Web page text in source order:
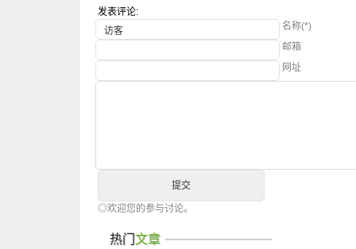
发表评论:
名称(*)
邮箱
网址
◎欢迎您的参与讨论。
热门文章